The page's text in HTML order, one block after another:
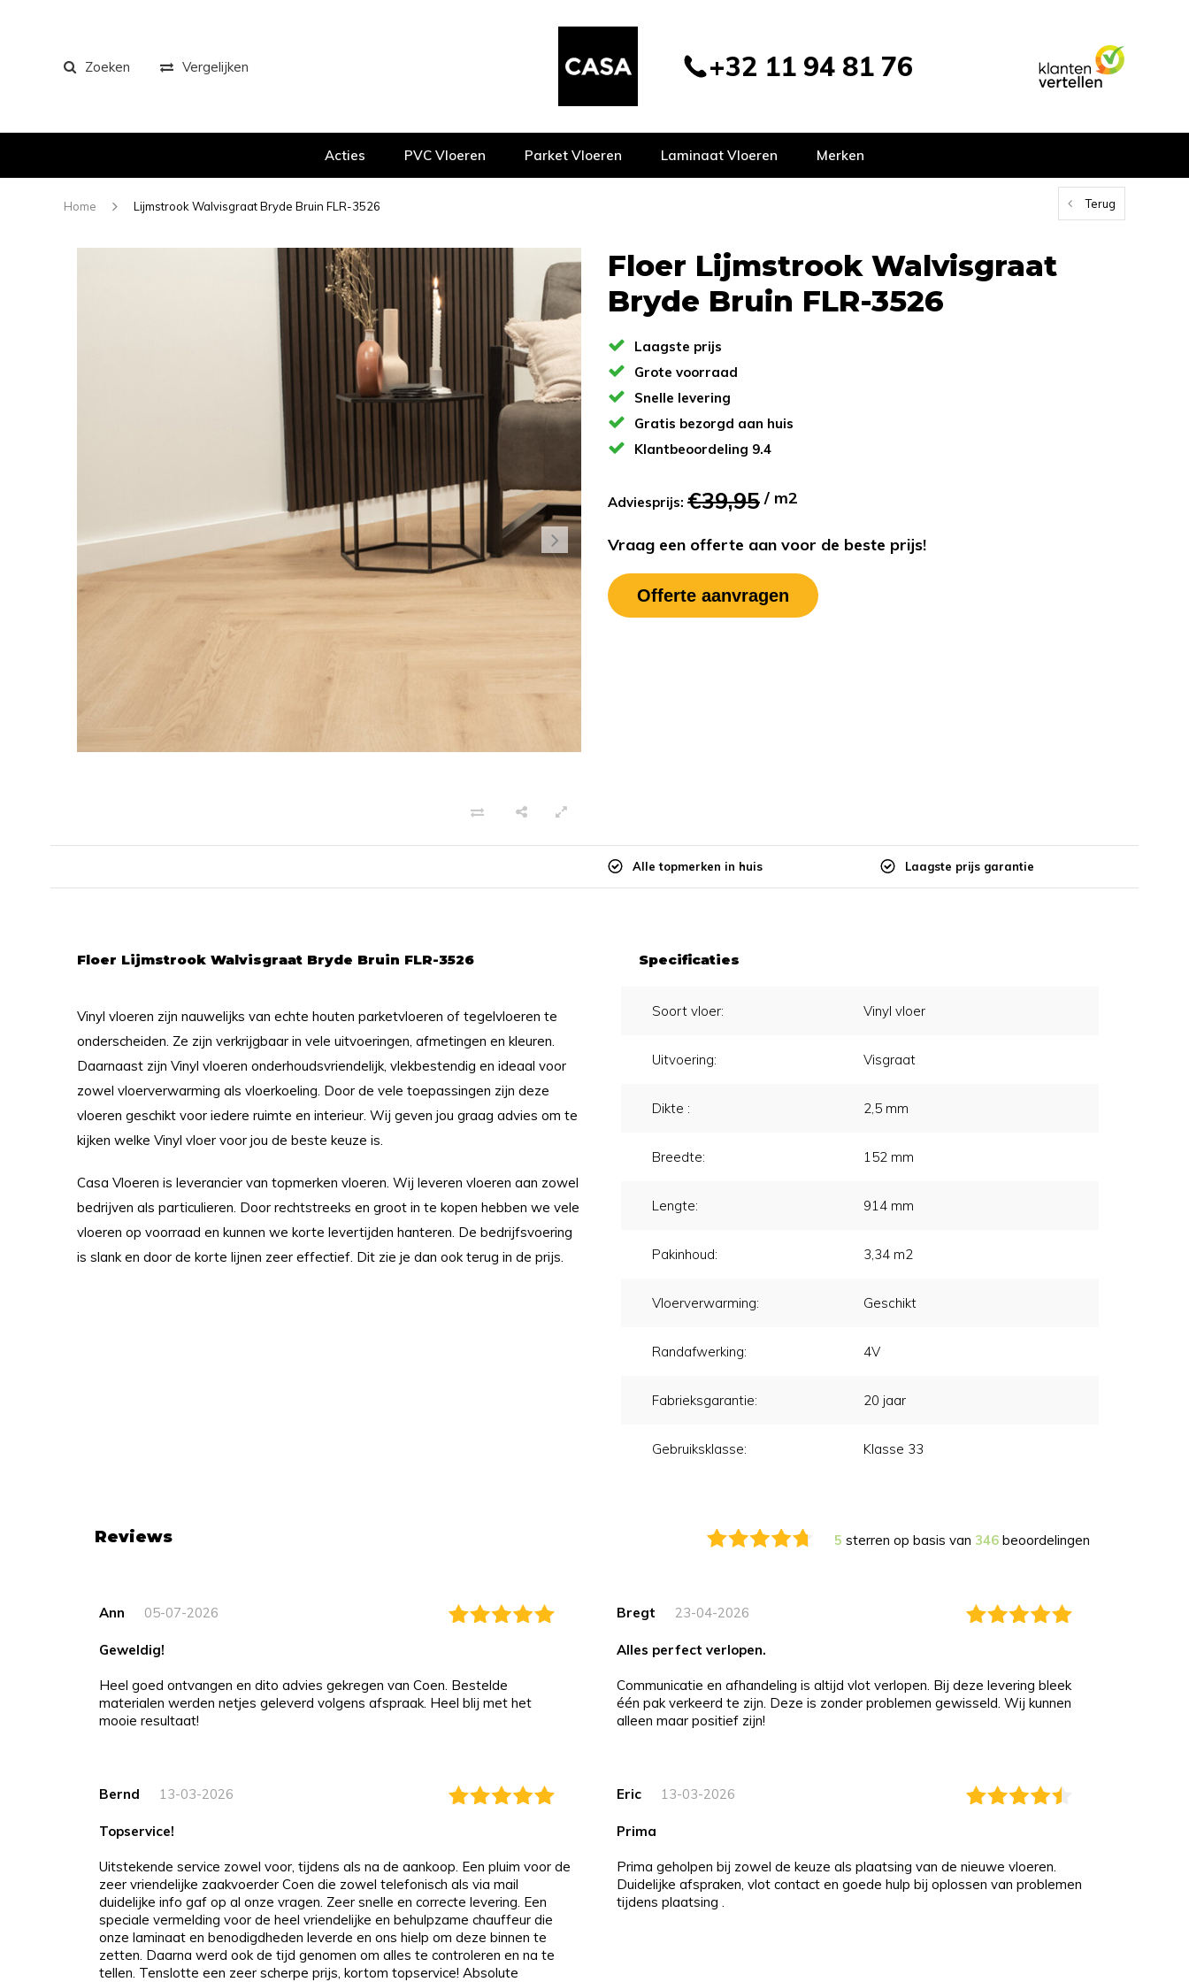
Zoeken Vergelijken +32 11 94 81 76
Acties PVC Vloeren Parket Vloeren Laminaat Vloeren Merken
Home Lijmstrook Walvisgraat Bryde Bruin FLR-3526 Terug
Floer Lijmstrook Walvisgraat
Bryde Bruin FLR-3526
Laagste prijs
Grote voorraad
Snelle levering
Gratis bezorgd aan huis
Klantbeoordeling 9.4
Adviesprijs: €39,95 / m2
Vraag een offerte aan voor de beste prijs!
Offerte aanvragen
Alle topmerken in huis Laagste prijs garantie
Floer Lijmstrook Walvisgraat Bryde Bruin FLR-3526
Vinyl vloeren zijn nauwelijks van echte houten parketvloeren of tegelvloeren te
onderscheiden. Ze zijn verkrijgbaar in vele uitvoeringen, afmetingen en kleuren.
Daarnaast zijn Vinyl vloeren onderhoudsvriendelijk, vlekbestendig en ideaal voor
zowel vloerverwarming als vloerkoeling. Door de vele toepassingen zijn deze
vloeren geschikt voor iedere ruimte en interieur. Wij geven jou graag advies om te
kijken welke Vinyl vloer voor jou de beste keuze is.
Casa Vloeren is leverancier van topmerken vloeren. Wij leveren vloeren aan zowel
bedrijven als particulieren. Door rechtstreeks en groot in te kopen hebben we vele
vloeren op voorraad en kunnen we korte levertijden hanteren. De bedrijfsvoering
is slank en door de korte lijnen zeer effectief. Dit zie je dan ook terug in de prijs.
Specificaties
Soort vloer: Vinyl vloer
Uitvoering: Visgraat
Dikte : 2,5 mm
Breedte: 152 mm
Lengte: 914 mm
Pakinhoud: 3,34 m2
Vloerverwarming: Geschikt
Randafwerking: 4V
Fabrieksgarantie: 20 jaar
Gebruiksklasse: Klasse 33
Reviews 5 sterren op basis van 346 beoordelingen
Ann 05-07-2026
Geweldig!
Heel goed ontvangen en dito advies gekregen van Coen. Bestelde
materialen werden netjes geleverd volgens afspraak. Heel blij met het
mooie resultaat!
Bregt 23-04-2026
alles perfect verlopen.
Communicatie en afhandeling is altijd vlot verlopen. Bij deze levering bleek
één pak verkeerd te zijn. Deze is zonder problemen gewisseld. Wij kunnen
alleen maar positief zijn!
Bernd 13-03-2026
Topservice!
Uitstekende service zowel voor, tijdens als na de aankoop. Een pluim voor de
zeer vriendelijke zaakvoerder Coen die zowel telefonisch als via mail
duidelijke info gaf op al onze vragen. Zeer snelle en correcte levering. Een
speciale vermelding voor de heel vriendelijke en behulpzame chauffeur die
onze laminaat en benodigdheden leverde en ons hielp om deze binnen te
zetten. Daarna werd ook de tijd genomen om alles te controleren en na te
tellen. Tenslotte een zeer scherpe prijs, kortom topservice! Absolute
Eric 13-03-2026
prima
Prima geholpen bij zowel de keuze als plaatsing van de nieuwe vloeren.
Duidelijke afspraken, vlot contact en goede hulp bij oplossen van problemen
tijdens plaatsing .